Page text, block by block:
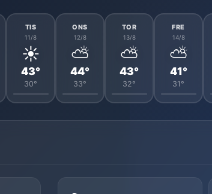
TIS
11/8
☀️
43°
30°
ONS
12/8
⛅
44°
33°
TOR
13/8
⛅
43°
32°
FRE
14/8
⛅
41°
31°